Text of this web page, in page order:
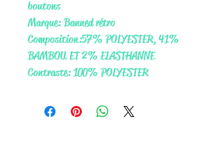
boutons
Marque: Banned rétro
Composition: 57% POLYESTER, 41%
BAMBOU ET 2% ELASTHANNE
Contraste: 100% POLYESTER